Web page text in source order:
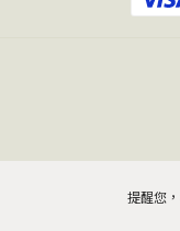
提醒您